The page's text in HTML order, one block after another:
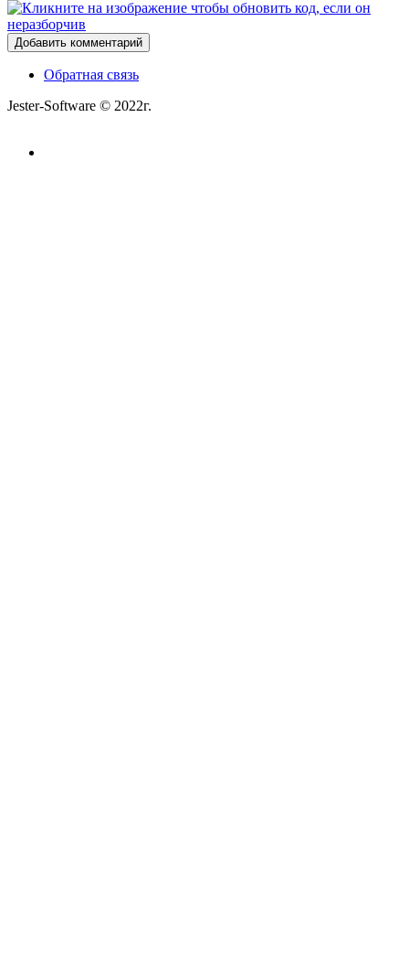
Добавить комментарий
Обратная связь
Jester-Software © 2022г.